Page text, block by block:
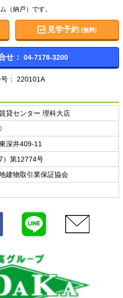
（納戸）です。
見学予約(無料)
せ： 04-7178-3200
： 220101A
貸センター 理科大店
深井409-11
）第12774号
建物取引業保証協会
Facebook